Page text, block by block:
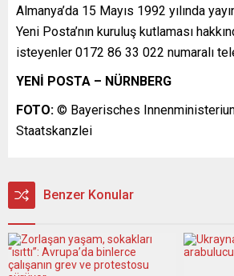
Almanya’da 15 Mayıs 1992 yılında
Yeni Posta’nın kuruluş kutlaması
isteyenler 0172 86 33 022 numaralı
YENİ POSTA – NÜRNBERG
FOTO: © Bayerisches
Staatskanzlei
Benzer Konular